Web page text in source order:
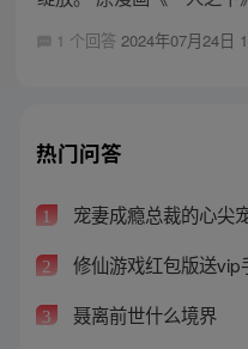
1 个回答 2024年07月24日
热门问答
1 宠妻成瘾总裁的心尖
2 修仙游戏红包版送vip
3 聂离前世什么境界